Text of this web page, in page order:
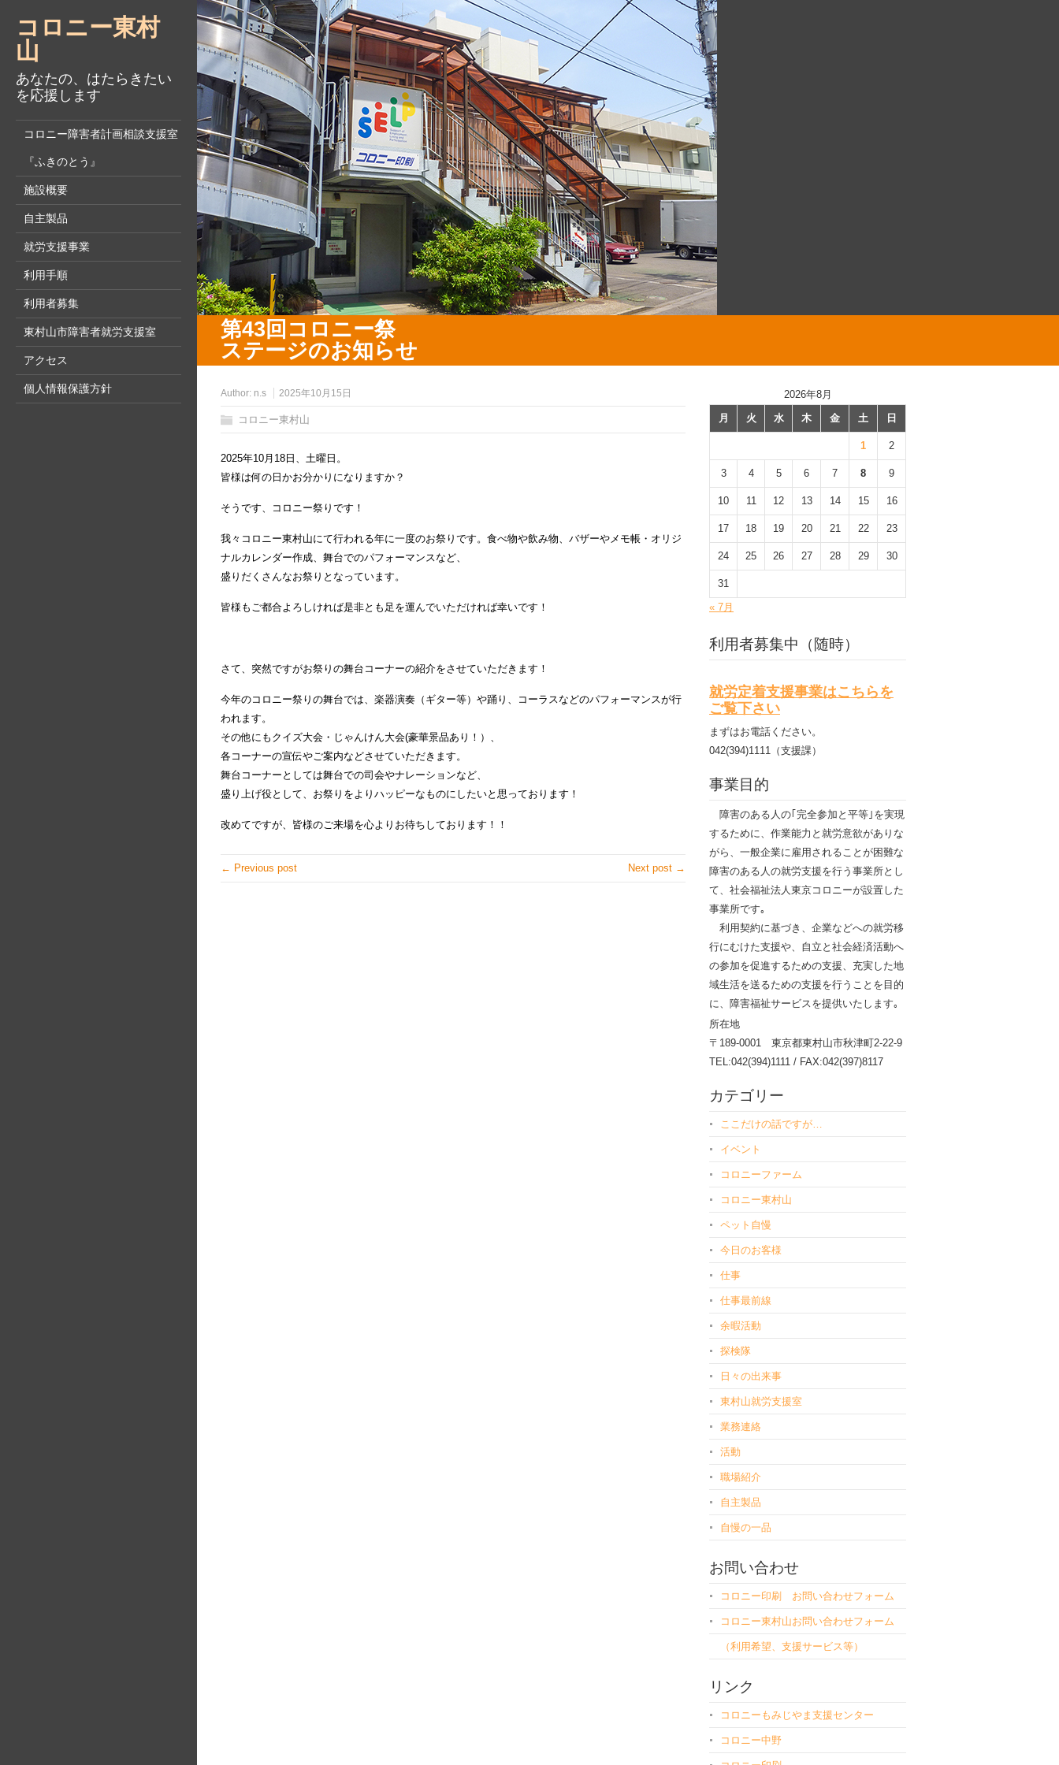
コロニー東村
山
あなたの、はたらきたい
を応援します
コロニー障害者計画相談支援室
『ふきのとう』
施設概要
自主製品
就労支援事業
利用手順
利用者募集
東村山市障害者就労支援室
アクセス
個人情報保護方針
第43回コロニー祭
ステージのお知らせ
Author: n.s 2025年10月15日
コロニー東村山
2025年10月18日、土曜日。
皆様は何の日かお分かりになりますか？
そうです、コロニー祭りです！
我々コロニー東村山にて行われる年に一度のお祭りです。食べ物や飲み物、バザーやメモ帳・オリジ
ナルカレンダー作成、舞台でのパフォーマンスなど、
盛りだくさんなお祭りとなっています。
皆様もご都合よろしければ是非とも足を運んでいただければ幸いです！
さて、突然ですがお祭りの舞台コーナーの紹介をさせていただきます！
今年のコロニー祭りの舞台では、楽器演奏（ギター等）や踊り、コーラスなどのパフォーマンスが行
われます。
その他にもクイズ大会・じゃんけん大会(豪華景品あり！）、
各コーナーの宣伝やご案内などさせていただきます。
舞台コーナーとしては舞台での司会やナレーションなど、
盛り上げ役として、お祭りをよりハッピーなものにしたいと思っております！
改めてですが、皆様のご来場を心よりお待ちしております！！
← Previous post Next post →
2026年8月
月
火 水 木 金 土 日
1 2
3 4 5 6 7 8 9
10 11 12 13 14 15 16
17 18 19 20 21 22 23
24 25 26 27 28 29 30
31
« 7月
利用者募集中（随時）
就労定着支援事業はこちらを
ご覧下さい
まずはお電話ください。
042(394)1111（支援課）
事業目的
障害のある人の｢完全参加と平等｣を実現
するために、作業能力と就労意欲がありな
がら、一般企業に雇用されることが困難な
障害のある人の就労支援を行う事業所とし
て、社会福祉法人東京コロニーが設置した
事業所です｡
利用契約に基づき、企業などへの就労移
行にむけた支援や、自立と社会経済活動へ
の参加を促進するための支援、充実した地
域生活を送るための支援を行うことを目的
に、障害福祉サービスを提供いたします｡
所在地
〒189-0001 東京都東村山市秋津町2-22-9
TEL:042(394)1111 / FAX:042(397)8117
カテゴリー
ここだけの話ですが…
イベント
コロニーファーム
コロニー東村山
ペット自慢
今日のお客様
仕事
仕事最前線
余暇活動
探検隊
日々の出来事
東村山就労支援室
業務連絡
活動
職場紹介
自主製品
自慢の一品
お問い合わせ
コロニー印刷 お問い合わせフォーム
コロニー東村山お問い合わせフォーム
（利用希望、支援サービス等）
リンク
コロニーもみじやま支援センター
コロニー中野